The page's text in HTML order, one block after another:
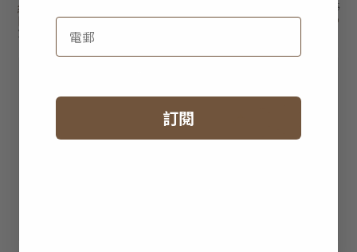
經典洗碗巾 - 一套
2 選項
HK$220
三條
HK$295
HK$236
訂閱